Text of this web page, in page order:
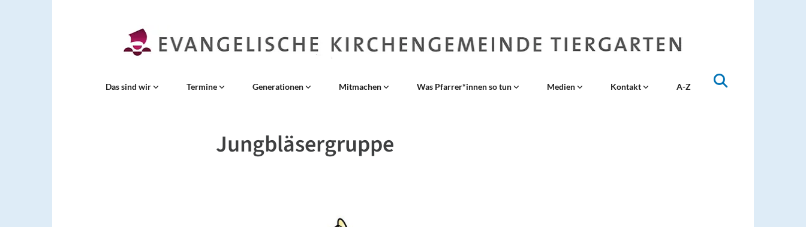
Das sind wir Termine Generationen Mitmachen Was Pfarrer*innen so tun Medien Kontakt A-Z
Jungbläsergruppe